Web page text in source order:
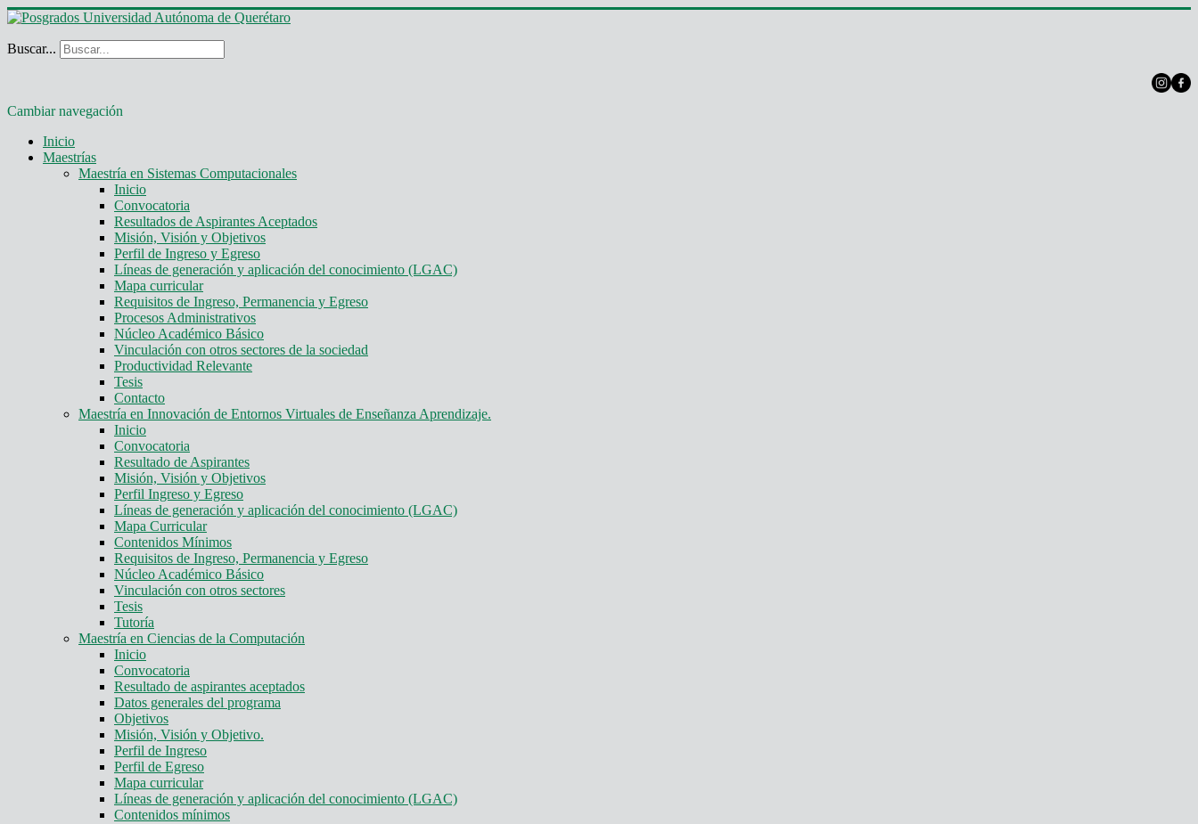
Buscar...
Cambiar navegación
Inicio
Maestrías
Maestría en Sistemas Computacionales
Inicio
Convocatoria
Resultados de Aspirantes Aceptados
Misión, Visión y Objetivos
Perfil de Ingreso y Egreso
Líneas de generación y aplicación del conocimiento (LGAC)
Mapa curricular
Requisitos de Ingreso, Permanencia y Egreso
Procesos Administrativos
Núcleo Académico Básico
Vinculación con otros sectores de la sociedad
Productividad Relevante
Tesis
Contacto
Maestría en Innovación de Entornos Virtuales de Enseñanza Aprendizaje.
Inicio
Convocatoria
Resultado de Aspirantes
Misión, Visión y Objetivos
Perfil Ingreso y Egreso
Líneas de generación y aplicación del conocimiento (LGAC)
Mapa Curricular
Contenidos Mínimos
Requisitos de Ingreso, Permanencia y Egreso
Núcleo Académico Básico
Vinculación con otros sectores
Tesis
Tutoría
Maestría en Ciencias de la Computación
Inicio
Convocatoria
Resultado de aspirantes aceptados
Datos generales del programa
Objetivos
Misión, Visión y Objetivo.
Perfil de Ingreso
Perfil de Egreso
Mapa curricular
Líneas de generación y aplicación del conocimiento (LGAC)
Contenidos mínimos